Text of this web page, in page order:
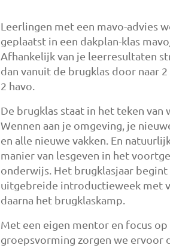
Leerlingen met een mavo-advies
geplaatst in een dakplan-klas
Afhankelijk van je leerresultaten
dan vanuit de brugklas door naar
2 havo.
De brugklas staat in het teken van
Wennen aan je omgeving, je
en alle nieuwe vakken. En
manier van lesgeven in het
onderwijs. Het brugklasjaar begint
uitgebreide introductieweek met
daarna het brugklaskamp.
Met een eigen mentor en focus op
groepsvorming zorgen we ervoor